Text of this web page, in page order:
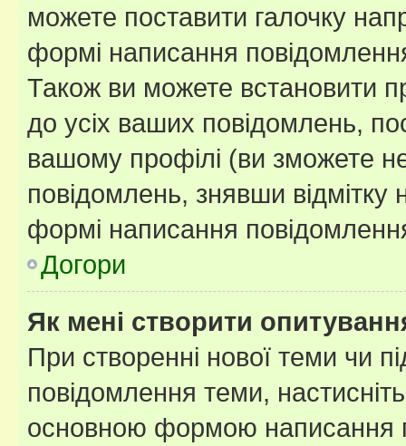
можете поставити галочку
формі написання
Також ви можете встановити
до усіх ваших повідомлень,
вашому профілі (ви зможете
повідомлень, знявши відмітку
формі написання
Догори
Як мені створити
При створенні нової теми чи
повідомлення теми,
основною формою написання